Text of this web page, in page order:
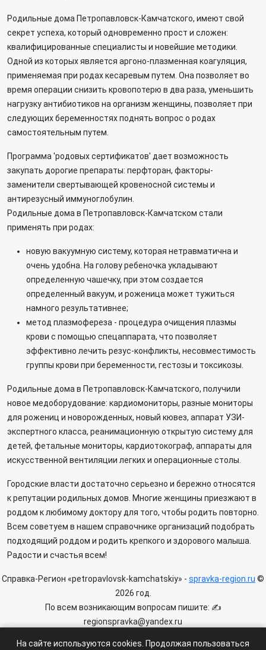
Родильные дома Петропавловск-Камчатского, имеют свой
секрет успеха, который одновременно прост и сложен:
квалифицированные специалисты и новейшие методики.
Одной из которых является аргоно-плазменная коагуляция,
применяемая при родах кесаревым путем. Она позволяет во
время операции снизить кровопотерю в два раза, уменьшить
нагрузку антибиотиков на организм женщины, позволяет при
следующих беременностях поднять вопрос о родах
самостоятельным путем.
Программа 'родовых сертификатов' дает возможность
закупать дорогие препараты: перфторан, факторы-
заменители свертывающей кровеносной системы и
антирезусный иммуноглобулин.
Родильные дома в Петропавловск-Камчатском стали
применять при родах:
новую вакуумную систему, которая нетравматична и
очень удобна. На голову ребеночка укладывают
определенную чашечку, при этом создается
определенный вакуум, и роженица может тужиться
намного результативнее;
метод плазмофереза - процедура очищения плазмы
крови с помощью спецаппарата, что позволяет
эффективно лечить резус-конфликты, несовместимость
группы крови при беременности, гестозы и токсикозы.
Родильные дома в Петропавловск-Камчатского, получили
новое медоборудование: кардиомониторы, разные мониторы
для рожениц и новорожденных, новый кювез, аппарат УЗИ-
экспертного класса, реанимационную открытую систему для
детей, фетальные мониторы, кардиотокограф, аппараты для
искусственной вентиляции легких и операционные столы.
Городские власти достаточно серьезно и бережно относятся
к репутации родильных домов. Многие женщины приезжают в
роддом к любимому доктору для того, чтобы родить повторно.
Всем советуем в нашем справочнике организаций подобрать
подходящий роддом и родить крепкого и здорового малыша.
Радости и счастья всем!
Справка-Регион «petropavlovsk-kamchatskiy» - spravka-region.ru ©
2026 год.
По всем возникающим вопросам пишите: ✍
regionspravka@yandex.ru
На сайте используются cookies. Продолжая пользоваться